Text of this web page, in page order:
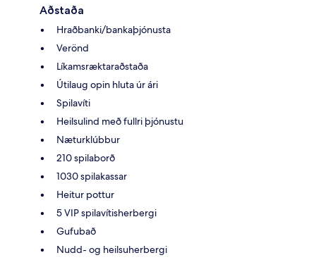
Aðstaða
Hraðbanki/bankaþjónusta
Verönd
Líkamsræktaraðstaða
Útilaug opin hluta úr ári
Spilavíti
Heilsulind með fullri þjónustu
Næturklúbbur
210 spilaborð
1030 spilakassar
Heitur pottur
5 VIP spilavítisherbergi
Gufubað
Nudd- og heilsuherbergi